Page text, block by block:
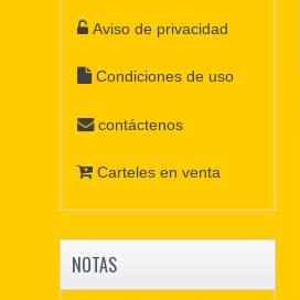
Aviso de privacidad
Condiciones de uso
contáctenos
Carteles en venta
NOTAS